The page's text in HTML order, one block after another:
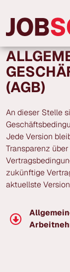
(AGB)
An dieser Stelle
Jede Version
Transparenz
zukünftige
aktuellste